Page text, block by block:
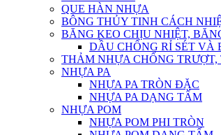
QUE HÀN NHỰA
BÔNG THỦY TINH CÁCH
BĂNG KEO CHỊU NHIỆT,
DẦU CHỐNG RỈ SÉT VÀ
THẢM NHỰA CHỐNG
NHỰA PA
NHỰA PA TRÒN ĐẶC
NHỰA PA DẠNG TẤM
NHỰA POM
NHỰA POM PHI TRÒN